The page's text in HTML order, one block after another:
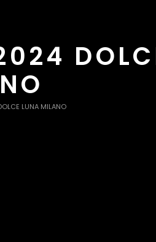
LUNA MILANO